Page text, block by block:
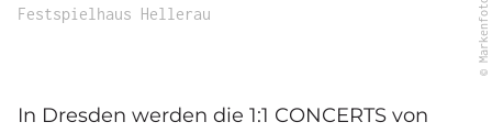
Festspielhaus Hellerau
In Dresden werden die 1:1 CONCERTS von